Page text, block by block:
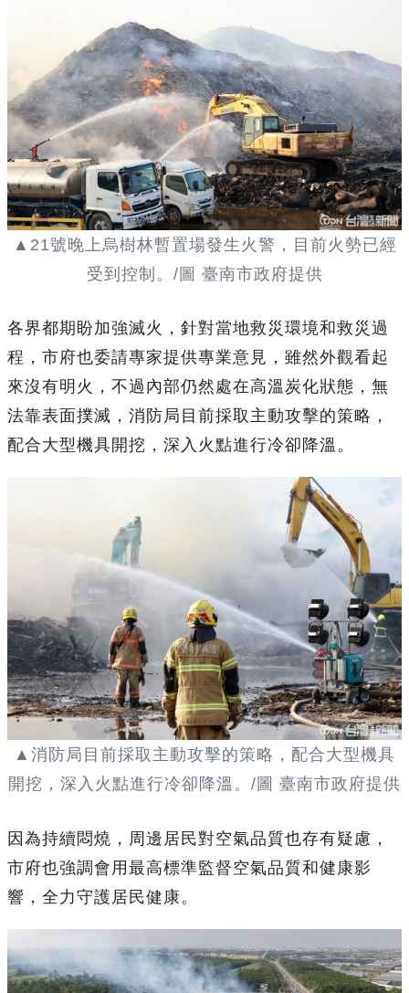
▲21號晚上烏樹林暫置場發生火警，目前火勢已經
受到控制。/圖 臺南市政府提供
各界都期盼加強滅火，針對當地救災環境和救災過
程，市府也委請專家提供專業意見，雖然外觀看起
來沒有明火，不過內部仍然處在高溫炭化狀態，無
法靠表面撲滅，消防局目前採取主動攻擊的策略，
配合大型機具開挖，深入火點進行冷卻降溫。
▲消防局目前採取主動攻擊的策略，配合大型機具
開挖，深入火點進行冷卻降溫。/圖 臺南市政府提供
因為持續悶燒，周邊居民對空氣品質也存有疑慮，
市府也強調會用最高標準監督空氣品質和健康影
響，全力守護居民健康。